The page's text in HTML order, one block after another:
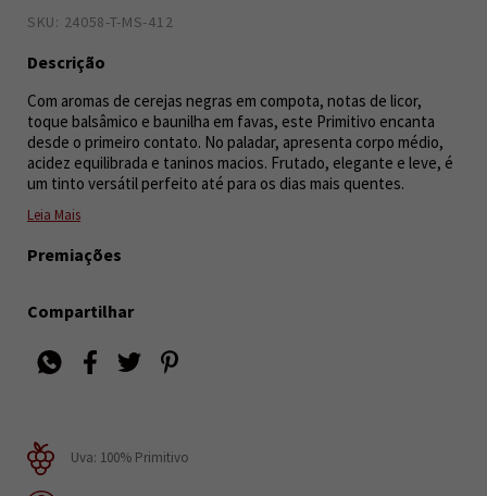
SKU: 24058-T-MS-412
Descrição
Com aromas de cerejas negras em compota, notas de licor,
toque balsâmico e baunilha em favas, este Primitivo encanta
desde o primeiro contato. No paladar, apresenta corpo médio,
acidez equilibrada e taninos macios. Frutado, elegante e leve, é
um tinto versátil perfeito até para os dias mais quentes.
Leia Mais
Premiações
Compartilhar
Uva: 100% Primitivo